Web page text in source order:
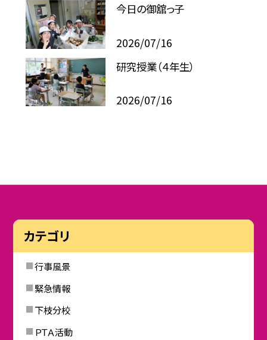
今日の御舘っ子
2026/07/16
研究授業（４年生）
2026/07/16
カテゴリ
行事風景
緊急情報
下枝分校
ＰＴＡ活動